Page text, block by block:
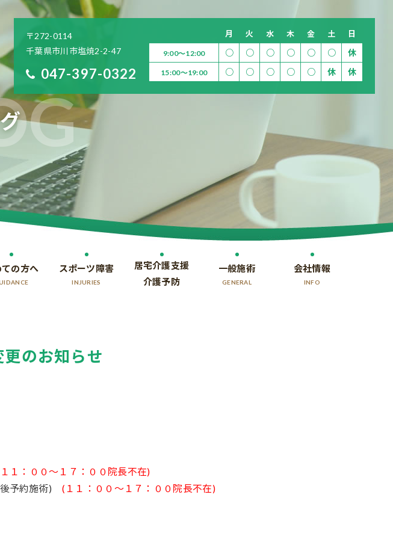
ての方へ スポーツ障害
INJURIES
居宅介護支援
介護予防
一般施術
GENERAL
会社情報
INFO
〒272-0114
千葉県市川市塩焼2-2-47
047-397-0322
月 火 水 木 金 土 日
9:00～12:00 ○ ○ ○ ○ ○ ○ 休
15:00～19:00 ○ ○ ○ ○ ○ 休 休
のお知らせ
１：００～１７：００院長不在)
予約施術) (１１：００～１７：００院長不在)